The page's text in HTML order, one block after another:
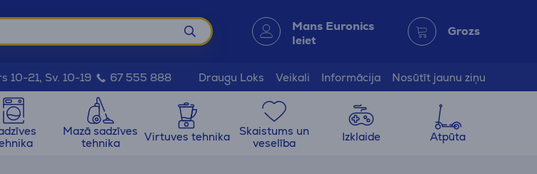
Mans Euronics
Ieiet
Grozs
10-21, Sv. 10-19 67 555 888 Draugu Loks Veikali Informācija Nosūtīt jaunu ziņu
Mazā sadzīves
tehnika
Virtuves tehnika
Skaistums un
veselība
Izklaide Atpūta